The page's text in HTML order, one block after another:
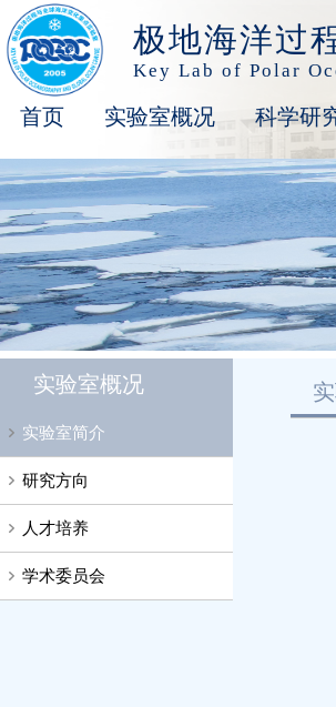
极地海洋过
Key Lab of Polar
首页 实验室概况 科学研
实验室概况
实验室简介
研究方向
人才培养
学术委员会